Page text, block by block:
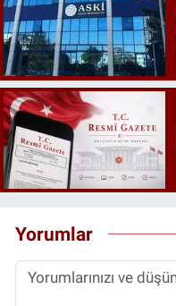
Yorumlar